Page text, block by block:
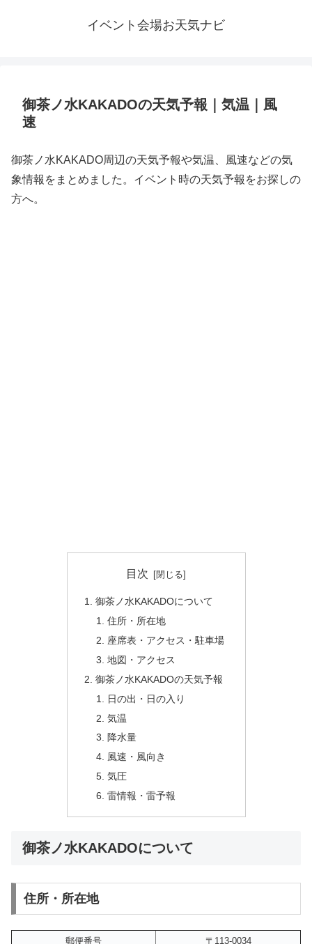
イベント会場お天気ナビ
御茶ノ水KAKADOの天気予報｜気温｜風
速
御茶ノ水KAKADO周辺の天気予報や気温、風速などの気
象情報をまとめました。イベント時の天気予報をお探しの
方へ。
目次
御茶ノ水KAKADOについて
住所・所在地
座席表・アクセス・駐車場
地図・アクセス
御茶ノ水KAKADOの天気予報
日の出・日の入り
気温
降水量
風速・風向き
気圧
雷情報・雷予報
御茶ノ水KAKADOについて
住所・所在地
郵便番号
〒113-0034